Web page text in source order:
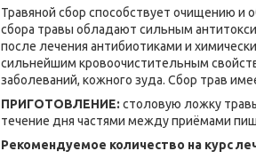
Травяной сбор способствует очищению
сбора травы обладают сильным
после лечения антибиотиками и
сильнейшим кровоочистительным
заболеваний, кожного зуда. Сбор трав
ПРИГОТОВЛЕНИЕ: столовую ложку
течение дня частями между приёмами
Рекомендуемое количество на курс